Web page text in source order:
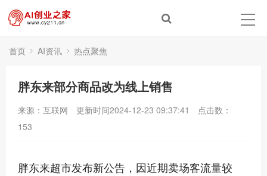
首页 AI资讯 热点聚焦
胖东来部分商品改为线上销售
来源：互联网 更新时间2024-12-23 09:37:41
点击数：
153
胖东来超市发布新公告，因近期卖场客流量较